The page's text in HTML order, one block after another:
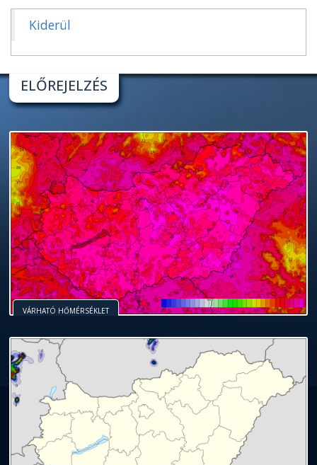
Kiderül
ELŐREJELZÉS
VÁRHATÓ HŐMÉRSÉKLET